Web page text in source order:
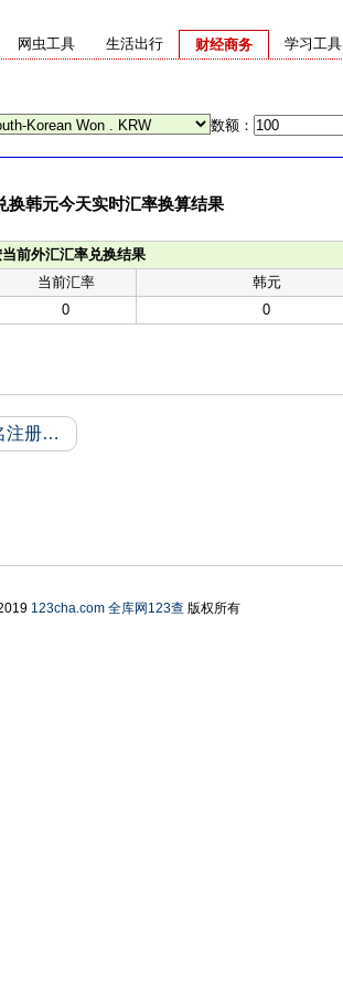
网虫工具 生活出行
财经商务
学习工具
数额：
换韩元今天实时汇率换算结果
前外汇汇率兑换结果
当前汇率
韩元
0 0
域名注册信息
123cha.com 全库网123查版权所有